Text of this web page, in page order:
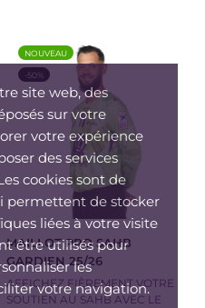
site web, des
sur votre
votre expérience
des services
cookies sont de
permettent de stocker
liées à votre visite
être utilisés pour
les
votre navigation.
MAILLOT PRO SAHB
GARDIEN 25/26
AFFICHEZ FIÈREMENT VOTRE
SOUTIEN AU SAHB AVEC LE
NOUVEAU
-50%